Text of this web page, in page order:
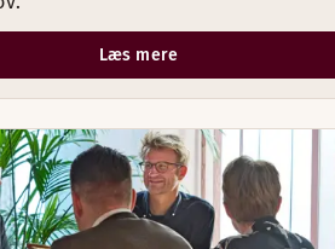
Læs mere